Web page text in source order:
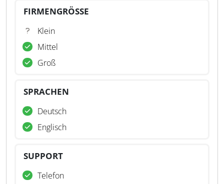
FIRMENGRÖSSE
Klein
Mittel
Groß
SPRACHEN
Deutsch
Englisch
SUPPORT
Telefon